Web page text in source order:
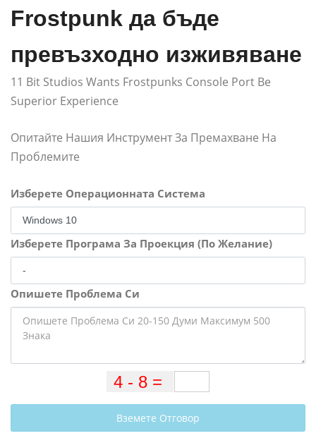
Frostpunk да бъде
превъзходно изживяване
11 Bit Studios Wants Frostpunks Console Port Be
Superior Experience
Опитайте Нашия Инструмент За Премахване На
Проблемите
Изберете Операционната Система
Изберете Програма За Проекция (По Желание)
Опишете Проблема Си
Вземете Отговор